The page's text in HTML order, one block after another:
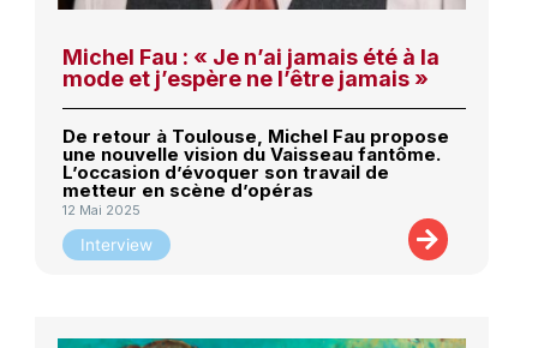
Michel Fau : « Je n’ai jamais été à la
mode et j’espère ne l’être jamais »
De retour à Toulouse, Michel Fau propose
une nouvelle vision du Vaisseau fantôme.
L’occasion d’évoquer son travail de
metteur en scène d’opéras
12 Mai 2025
Interview